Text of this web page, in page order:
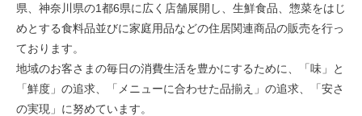
県、神奈川県の1都6県に広く店舗展開し、生鮮食品、惣菜をはじ
めとする食料品並びに家庭用品などの住居関連商品の販売を行っ
ております。
地域のお客さまの毎日の消費生活を豊かにするために、「味」と
「鮮度」の追求、「メニューに合わせた品揃え」の追求、「安さ
の実現」に努めています。